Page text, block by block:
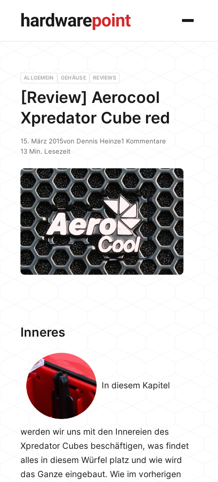
Menü
ALLGEMEIN GEHÄUSE REVIEWS
[Review] Aerocool
Xpredator Cube red
15. März 2015von Dennis Heinze1 Kommentare
13 Min. Lesezeit
Inneres
In diesem Kapitel
werden wir uns mit den Innereien des
Xpredator Cubes beschäftigen, was findet
alles in diesem Würfel platz und wie wird
das Ganze eingebaut. Wie im vorherigen